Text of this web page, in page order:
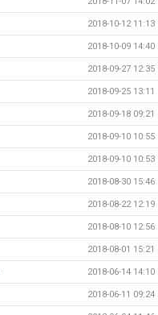
2018-10-12 11:13
2018-10-09 14:40
2018-09-27 12:35
2018-09-25 13:11
2018-09-18 09:21
2018-09-10 10:55
2018-09-10 10:53
2018-08-30 15:46
2018-08-22 12:19
2018-08-10 12:56
2018-08-01 15:21
2018-06-14 14:10
2018-06-11 09:24